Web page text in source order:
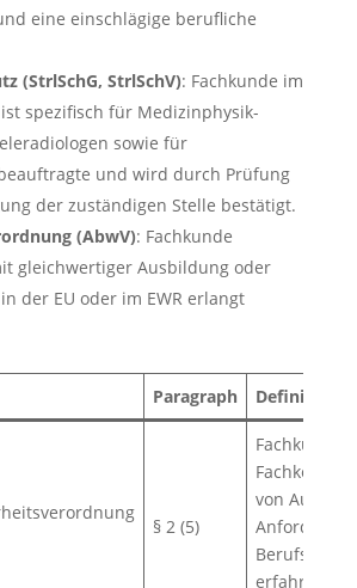
eine einschlägige berufliche
(StrlSchG, StrlSchV): Fachkunde im
spezifisch für Medizinphysik-
sowie für
und wird durch Prüfung
der zuständigen Stelle bestätigt.
(AbwV): Fachkunde
gleichwertiger Ausbildung oder
der EU oder im EWR erlangt
Paragraph Definition
§ 2 (5)
von
erfahrung,